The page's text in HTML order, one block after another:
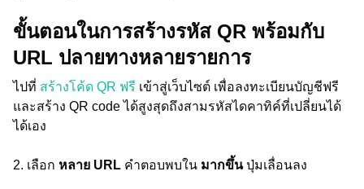
ขั้นตอนในการสร้างรหัส QR พร้อมกับ
URL ปลายทางหลายรายการ
ไปที่ สร้างโค้ด QR ฟรี เข้าสู่เว็บไซต์ เพื่อลงทะเบียนบัญชีฟรี
และสร้าง QR code ได้สูงสุดถึงสามรหัสไดคาทิค์ที่เปลี่ยนได้
ได้เอง
2. เลือก หลาย URL คำตอบพบใน มากขึ้นปุ่มเลื่อนลง